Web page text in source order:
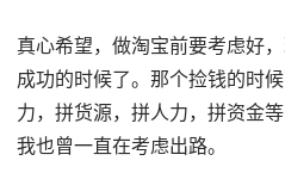
真心希望，做淘宝前要考虑好
成功的时候了。那个捡钱的时
力，拼货源，拼人力，拼资金
我也曾一直在考虑出路。